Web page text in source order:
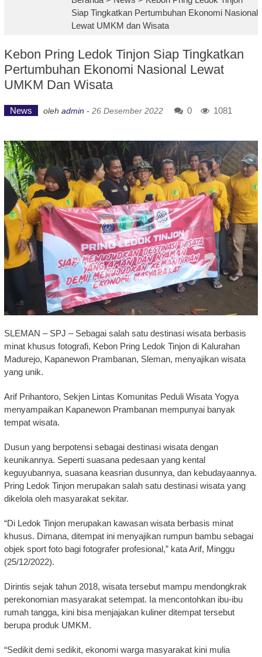
Siap Tingkatkan Pertumbuhan Ekonomi Nasional
Lewat UMKM dan Wisata
Kebon Pring Ledok Tinjon Siap Tingkatkan
Pertumbuhan Ekonomi Nasional Lewat
UMKM Dan Wisata
News oleh admin - 26 Desember 2022 0 1081
SLEMAN – SPJ – Sebagai salah satu destinasi wisata berbasis
minat khusus fotografi, Kebon Pring Ledok Tinjon di Kalurahan
Madurejo, Kapanewon Prambanan, Sleman, menyajikan wisata
yang unik.
Arif Prihantoro, Sekjen Lintas Komunitas Peduli Wisata Yogya
menyampaikan Kapanewon Prambanan mempunyai banyak
tempat wisata.
Dusun yang berpotensi sebagai destinasi wisata dengan
keunikannya. Seperti suasana pedesaan yang kental
keguyubannya, suasana keasrian dusunnya, dan kebudayaannya.
Pring Ledok Tinjon merupakan salah satu destinasi wisata yang
dikelola oleh masyarakat sekitar.
“Di Ledok Tinjon merupakan kawasan wisata berbasis minat
khusus. Dimana, ditempat ini menyajikan rumpun bambu sebagai
objek sport foto bagi fotografer profesional,” kata Arif, Minggu
(25/12/2022).
Dirintis sejak tahun 2018, wisata tersebut mampu mendongkrak
perekonomian masyarakat setempat. Ia mencontohkan ibu-ibu
rumah tangga, kini bisa menjajakan kuliner ditempat tersebut
berupa produk UMKM.
“Sedikit demi sedikit, ekonomi warga masyarakat kini mulia